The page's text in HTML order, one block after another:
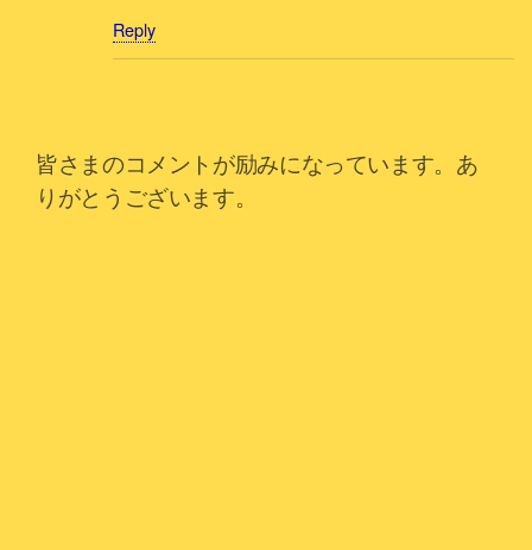
Reply
皆さまのコメントが励みになっています。あ
りがとうございます。